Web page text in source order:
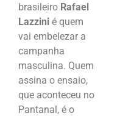
brasileiro Rafael
Lazzini é quem
vai embelezar a
campanha
masculina. Quem
assina o ensaio,
que aconteceu no
Pantanal, é o